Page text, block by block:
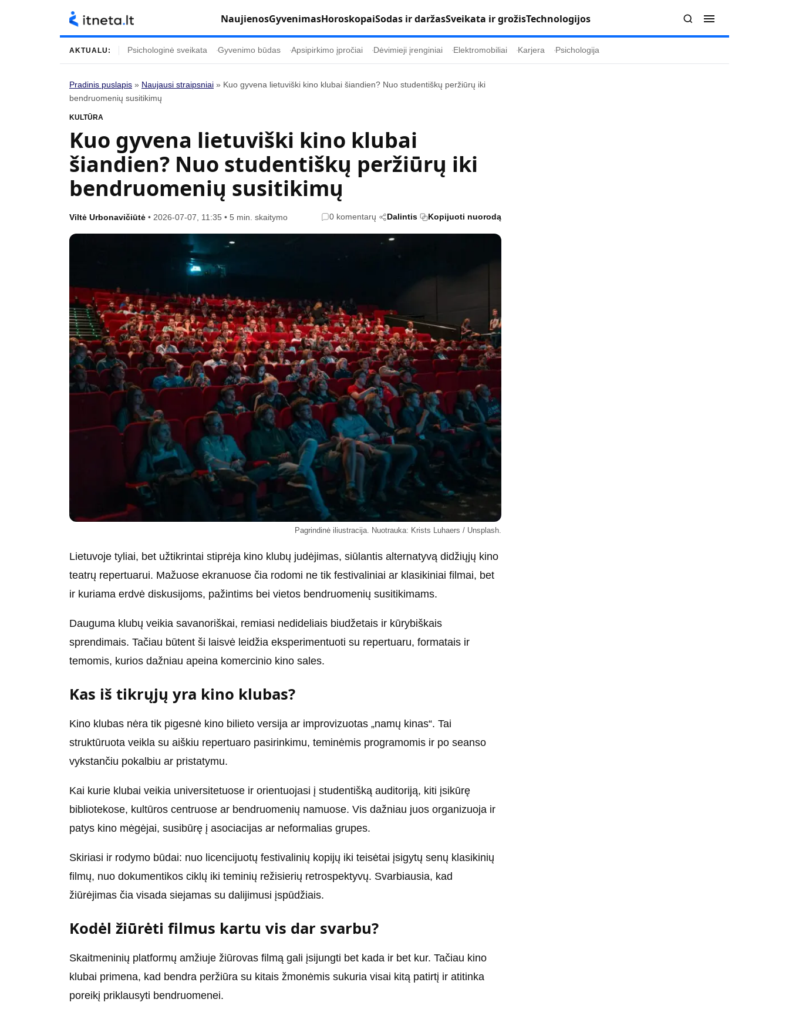
NaujienosGyvenimasHoroskopaiSodas ir daržasSveikata ir grožisTechnologijos
Turinys
Gyvenimas
Įdomybės
Mada
Namai ir interjeras
Kulinarija
Technologijos
Gyvenimo būdas
Vasaros mada
Tėvai ir vaikai
Sodas ir daržas
Sveikata ir grožis
Psichologinė sveikata
Tvari mada
Naudojimo sąlygos
Slapukų politika
AKTUALU: Psichologinė sveikata Gyvenimo būdas Apsipirkimo įpročiai Dėvimieji įrenginiai Elektromobiliai Karjera Psichologija
Pradinis puslapis » Naujausi straipsniai » Kuo gyvena lietuviški kino klubai šiandien? Nuo studentiškų peržiūrų iki
bendruomenių susitikimų
KULTŪRA
Kuo gyvena lietuviški kino klubai
šiandien? Nuo studentiškų peržiūrų iki
bendruomenių susitikimų
Viltė Urbonavičiūtė • 2026-07-07, 11:35 • 5 min. skaitymo 0 komentarų Dalintis Kopijuoti nuorodą
Pagrindinė iliustracija. Nuotrauka: Krists Luhaers / Unsplash.
Lietuvoje tyliai, bet užtikrintai stiprėja kino klubų judėjimas, siūlantis alternatyvą didžiųjų kino
teatrų repertuarui. Mažuose ekranuose čia rodomi ne tik festivaliniai ar klasikiniai filmai, bet
ir kuriama erdvė diskusijoms, pažintims bei vietos bendruomenių susitikimams.
Dauguma klubų veikia savanoriškai, remiasi nedideliais biudžetais ir kūrybiškais
sprendimais. Tačiau būtent ši laisvė leidžia eksperimentuoti su repertuaru, formatais ir
temomis, kurios dažniau apeina komercinio kino sales.
Kas iš tikrųjų yra kino klubas?
Kino klubas nėra tik pigesnė kino bilieto versija ar improvizuotas „namų kinas“. Tai
struktūruota veikla su aiškiu repertuaro pasirinkimu, teminėmis programomis ir po seanso
vykstančiu pokalbiu ar pristatymu.
Kai kurie klubai veikia universitetuose ir orientuojasi į studentišką auditoriją, kiti įsikūrę
bibliotekose, kultūros centruose ar bendruomenių namuose. Vis dažniau juos organizuoja ir
patys kino mėgėjai, susibūrę į asociacijas ar neformalias grupes.
Skiriasi ir rodymo būdai: nuo licencijuotų festivalinių kopijų iki teisėtai įsigytų senų klasikinių
filmų, nuo dokumentikos ciklų iki teminių režisierių retrospektyvų. Svarbiausia, kad
žiūrėjimas čia visada siejamas su dalijimusi įspūdžiais.
Kodėl žiūrėti filmus kartu vis dar svarbu?
Skaitmeninių platformų amžiuje žiūrovas filmą gali įsijungti bet kada ir bet kur. Tačiau kino
klubai primena, kad bendra peržiūra su kitais žmonėmis sukuria visai kitą patirtį ir atitinka
poreikį priklausyti bendruomenei.